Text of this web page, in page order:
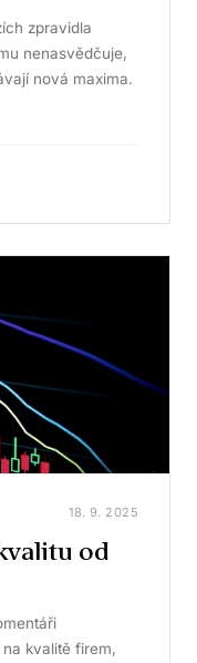
zpravidla
nenasvědčuje,
nová maxima.
18. 9. 2025
od
kvalitě firem,